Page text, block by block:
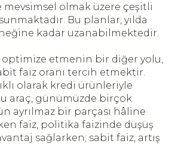
mevsimsel olmak üzere çeşitli
Bu planlar, yılda
kadar uzanabilmektedir.
etmenin bir diğer yolu,
faiz oranı tercih etmektir.
olarak kredi ürünleriyle
araç, günümüzde birçok
ayrılmaz bir parçası hâline
faiz, politika faizinde düşüş
sağlarken; sabit faiz, artış